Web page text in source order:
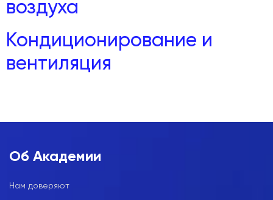
воздуха
Кондиционирование и
вентиляция
Об Академии
Нам доверяют